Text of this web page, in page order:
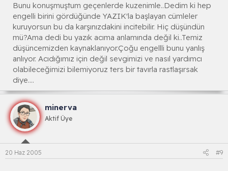
Bunu konuşmuştum geçenlerde kuzenimle..Dedim ki hep
engelli birini gördüğünde YAZIK'la başlayan cümleler
kuruyorsun bu da karşınızdakini incitebilir. Hiç düşündün
mü?Ama dedi bu yazık acıma anlamında değil ki..Temiz
düşüncemizden kaynaklanıyor.Çoğu engellli bunu yanlış
anlıyor. Acıdığımız için değil sevgimizi ve nasıl yardımcı
olabileceğimizi bilemiyoruz ters bir tavırla rastlaşırsak
diye....
minerva
Aktif Üye
20 Haz 2005 #9